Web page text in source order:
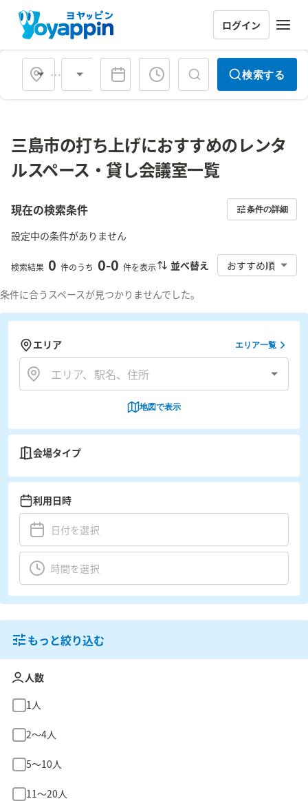
ログイン
会場タイプ 検索する
三島市の打ち上げにおすすめのレンタ
ルスペース・貸し会議室一覧
現在の検索条件 条件の詳細
設定中の条件がありません
検索結果 0 件のうち 0-0 件を表示 並べ替え おすすめ順
条件に合うスペースが見つかりませんでした。
エリア エリア一覧
地図で表示
会場タイプ
利用日時
もっと絞り込む
人数
1人
2〜4人
5〜10人
11〜20人